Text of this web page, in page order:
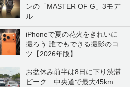
ンの「MASTER OF G」3モデ
ル
iPhoneで夏の花火をきれいに
撮ろう 誰でもできる撮影のコ
ツ【2026年版】
お盆休み前半は8日に下り渋滞
ピーク 中央道で最大45km